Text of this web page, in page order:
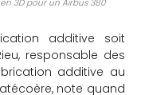
3D pour un Airbus 380
additive soit
responsable des
additive au
note quand